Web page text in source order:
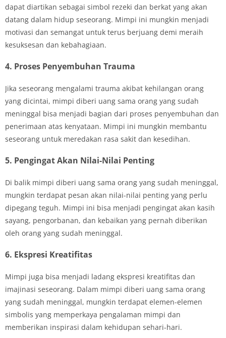
dapat diartikan sebagai simbol rezeki dan berkat yang akan
datang dalam hidup seseorang. Mimpi ini mungkin menjadi
motivasi dan semangat untuk terus berjuang demi meraih
kesuksesan dan kebahagiaan.
4. Proses Penyembuhan Trauma
Jika seseorang mengalami trauma akibat kehilangan orang
yang dicintai, mimpi diberi uang sama orang yang sudah
meninggal bisa menjadi bagian dari proses penyembuhan dan
penerimaan atas kenyataan. Mimpi ini mungkin membantu
seseorang untuk meredakan rasa sakit dan kesedihan.
5. Pengingat Akan Nilai-Nilai Penting
Di balik mimpi diberi uang sama orang yang sudah meninggal,
mungkin terdapat pesan akan nilai-nilai penting yang perlu
dipegang teguh. Mimpi ini bisa menjadi pengingat akan kasih
sayang, pengorbanan, dan kebaikan yang pernah diberikan
oleh orang yang sudah meninggal.
6. Ekspresi Kreatifitas
Mimpi juga bisa menjadi ladang ekspresi kreatifitas dan
imajinasi seseorang. Dalam mimpi diberi uang sama orang
yang sudah meninggal, mungkin terdapat elemen-elemen
simbolis yang memperkaya pengalaman mimpi dan
memberikan inspirasi dalam kehidupan sehari-hari.